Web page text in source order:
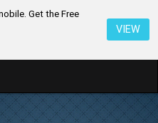
Get the Free
VIEW